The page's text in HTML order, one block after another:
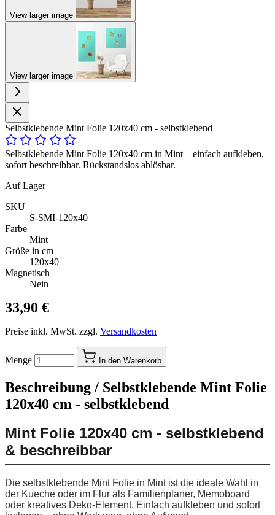
View larger image
View larger image
Selbstklebende Mint Folie 120x40 cm - selbstklebend
Selbstklebende Mint Folie 120x40 cm in Mint – einfach aufkleben,
sofort beschreibbar. Rückstandslos ablösbar.
Auf Lager
SKU
S-SMI-120x40
Farbe
Mint
Größe in cm
120x40
Magnetisch
Nein
33,90 €
Preise inkl. MwSt. zzgl. Versandkosten
Menge In den Warenkorb
Beschreibung / Selbstklebende Mint Folie
120x40 cm - selbstklebend
Mint Folie 120x40 cm - selbstklebend
& beschreibbar
Die selbstklebende Mint Folie in Mint ist die ideale Wahl in
der Kueche oder im Flur als Familienplaner, Memoboard
oder kreatives Deko-Element. Einfach aufkleben und sofort